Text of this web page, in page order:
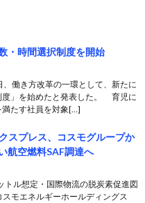
・時間選択制度を開始
働き方改革の一環として、新たに
度」を始めたと発表した。 育児に
たす社員を対象[…]
スプレス、コスモグループか
航空燃料SAF調達へ
トル想定・国際物流の脱炭素促進図
スモエネルギーホールディングス